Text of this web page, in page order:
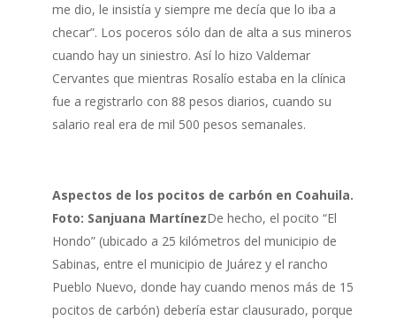
me dio, le insistía y siempre me decía que lo iba a
checar”. Los poceros sólo dan de alta a sus mineros
cuando hay un siniestro. Así lo hizo Valdemar
Cervantes que mientras Rosalío estaba en la clínica
fue a registrarlo con 88 pesos diarios, cuando su
salario real era de mil 500 pesos semanales.
Aspectos de los pocitos de carbón en Coahuila.
Foto: Sanjuana MartínezDe hecho, el pocito “El
Hondo” (ubicado a 25 kilómetros del municipio de
Sabinas, entre el municipio de Juárez y el rancho
Pueblo Nuevo, donde hay cuando menos más de 15
pocitos de carbón) debería estar clausurado, porque